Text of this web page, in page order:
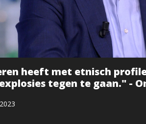
heeft met etnisch
tegen te gaan." -